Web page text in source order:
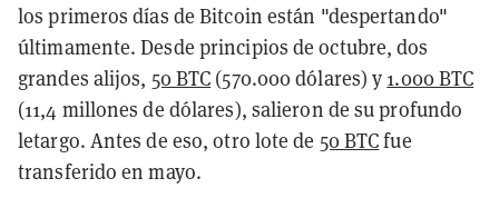
los primeros días de Bitcoin están "despertando"
últimamente. Desde principios de octubre, dos
grandes alijos, 50 BTC (570.000 dólares) y 1.000 BTC
(11,4 millones de dólares), salieron de su profundo
letargo. Antes de eso, otro lote de 50 BTCfue
transferido en mayo.